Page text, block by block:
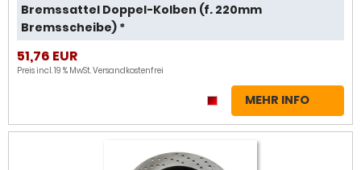
Bremssattel Doppel-Kolben (f. 220mm
Bremsscheibe) *
51,76 EUR
Preis incl. 19 % MwSt.Versandkostenfrei
MEHR INFO